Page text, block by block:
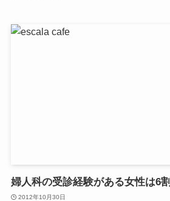
婦人科の受診経験がある女性は6割
2012年10月30日